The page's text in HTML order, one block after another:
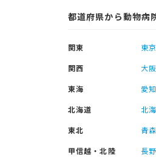
都道府県から動物病
関東 東
関西
大
東海
愛
北海道
北
東北
青
甲信越・北陸
長